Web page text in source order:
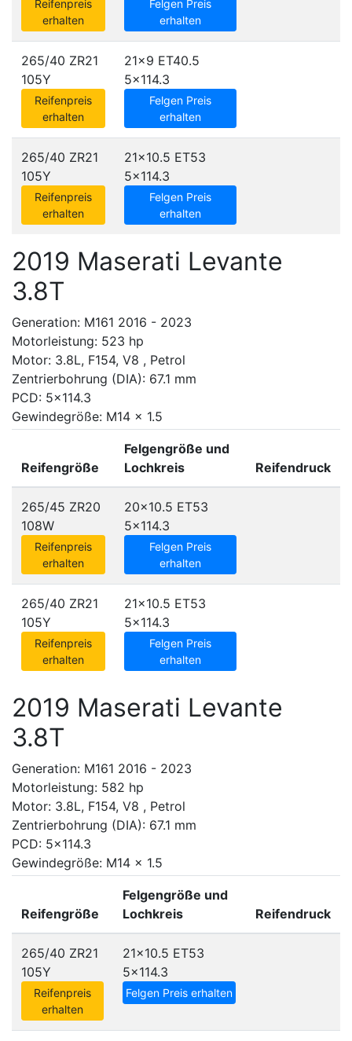
Reifenpreis
erhalten
Felgen Preis
erhalten
265/40 ZR21
105Y
Reifenpreis
erhalten
21x9 ET40.5
5x114.3
Felgen Preis
erhalten
265/40 ZR21
105Y
Reifenpreis
erhalten
21x10.5 ET53
5x114.3
Felgen Preis
erhalten
2019 Maserati Levante
3.8T
Generation: M161 2016 - 2023
Motorleistung: 523 hp
Motor: 3.8L, F154, V8 , Petrol
Zentrierbohrung (DIA): 67.1 mm
PCD: 5x114.3
Gewindegröße: M14 x 1.5
Reifengröße
Felgengröße und
Lochkreis
Reifendruck
265/45 ZR20
108W
Reifenpreis
erhalten
20x10.5 ET53
5x114.3
Felgen Preis
erhalten
265/40 ZR21
105Y
Reifenpreis
erhalten
21x10.5 ET53
5x114.3
Felgen Preis
erhalten
2019 Maserati Levante
3.8T
Generation: M161 2016 - 2023
Motorleistung: 582 hp
Motor: 3.8L, F154, V8 , Petrol
Zentrierbohrung (DIA): 67.1 mm
PCD: 5x114.3
Gewindegröße: M14 x 1.5
Reifengröße
Felgengröße und
Lochkreis
Reifendruck
265/40 ZR21
105Y
Reifenpreis
erhalten
21x10.5 ET53
5x114.3
Felgen Preis erhalten